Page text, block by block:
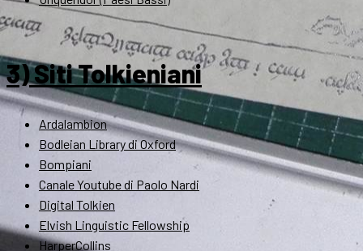
3) Siti Tolkieniani
Ardalambion
Bodleian Library di Oxford
Bompiani
Canale Youtube di Paolo Nardi
Digital Tolkien
Elvish Linguistic Fellowship
HarperCollins